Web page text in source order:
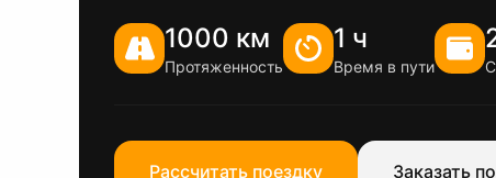
1000 км
Протяженность
1 ч
Время в пути
Рассчитать поездку Заказать